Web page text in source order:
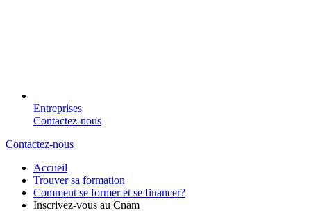
Entreprises
Contactez-nous
Contactez-nous
Accueil
Trouver sa formation
Comment se former et se financer?
Inscrivez-vous au Cnam